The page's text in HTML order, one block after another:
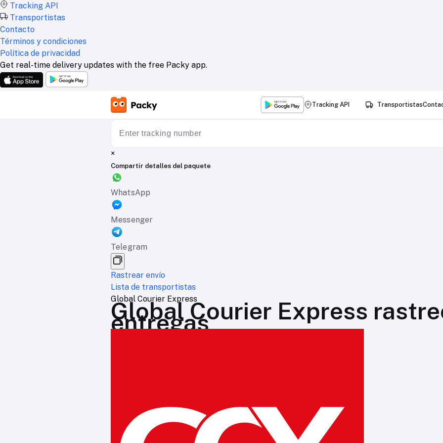
Tracking API
Transportistas
Contacto
Términos y condiciones
Política de privacidad
Get real-time delivery updates with the free Packy app.
Tracking API Transportistas
×
Compartir detalles del paquete
WhatsApp
Messenger
Telegram
Rastrear envío
Lista de transportistas
Global Courier Express
Global Courier Express
entregas